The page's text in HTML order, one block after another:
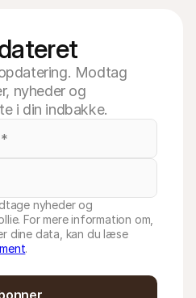
Modtag
nyheder og
i din indbakke.
nyheder og
For mere information om,
dine data, kan du læse
.